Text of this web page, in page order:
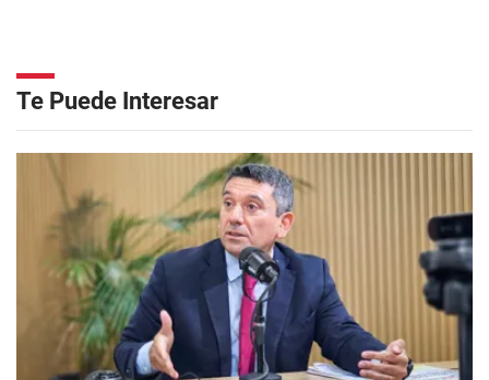
Te Puede Interesar